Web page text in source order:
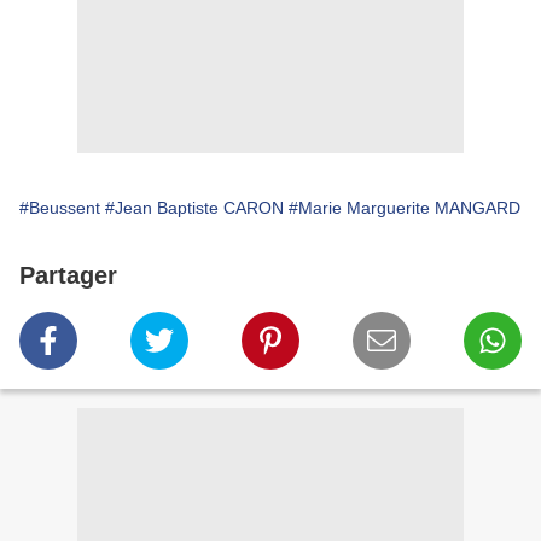
#Beussent #Jean Baptiste CARON #Marie Marguerite MANGARD
Partager